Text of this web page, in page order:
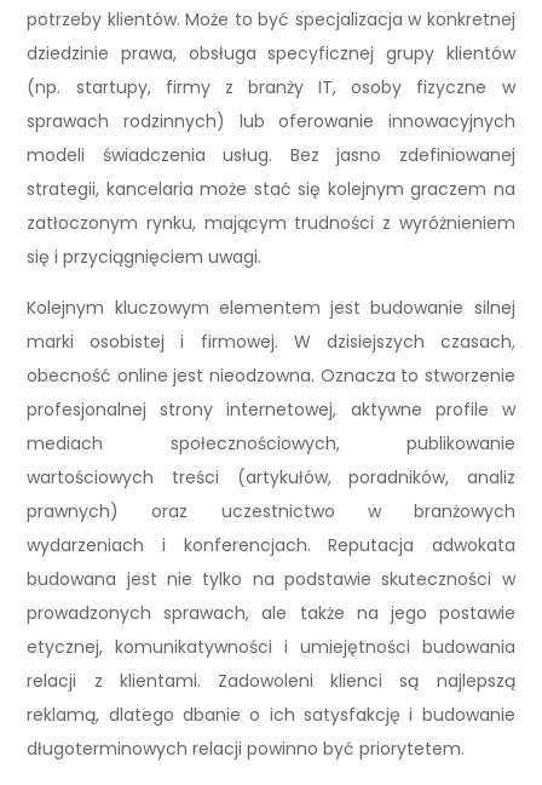
potrzeby klientów. Może to być specjalizacja w konkretnej
dziedzinie prawa, obsługa specyficznej grupy klientów
(np. startupy, firmy z branży IT, osoby fizyczne w
sprawach rodzinnych) lub oferowanie innowacyjnych
modeli świadczenia usług. Bez jasno zdefiniowanej
strategii, kancelaria może stać się kolejnym graczem na
zatłoczonym rynku, mającym trudności z wyróżnieniem
się i przyciągnięciem uwagi.
Kolejnym kluczowym elementem jest budowanie silnej
marki osobistej i firmowej. W dzisiejszych czasach,
obecność online jest nieodzowna. Oznacza to stworzenie
profesjonalnej strony internetowej, aktywne profile w
mediach społecznościowych, publikowanie
wartościowych treści (artykułów, poradników, analiz
prawnych) oraz uczestnictwo w branżowych
wydarzeniach i konferencjach. Reputacja adwokata
budowana jest nie tylko na podstawie skuteczności w
prowadzonych sprawach, ale także na jego postawie
etycznej, komunikatywności i umiejętności budowania
relacji z klientami. Zadowoleni klienci są najlepszą
reklamą, dlatego dbanie o ich satysfakcję i budowanie
długoterminowych relacji powinno być priorytetem.